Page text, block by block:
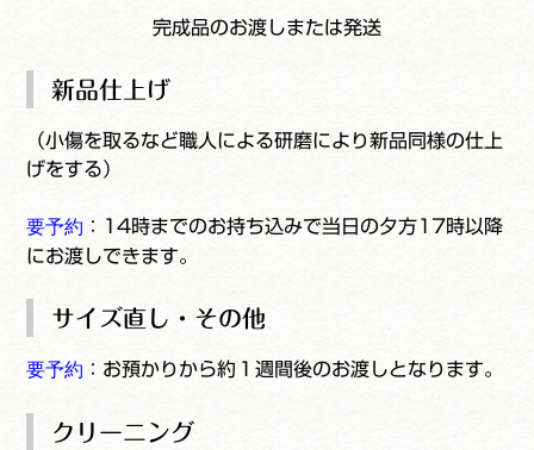
完成品のお渡しまたは発送
新品仕上げ
（小傷を取るなど職人による研磨により新品同様の仕上
げをする）
要予約 ：14時までのお持ち込みで当日の夕方17時以降
にお渡しできます。
サイズ直し・その他
要予約 ：お預かりから約１週間後のお渡しとなります。
クリーニング